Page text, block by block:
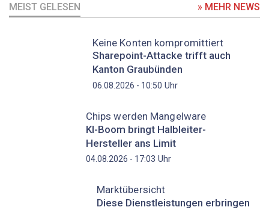
MEIST GELESEN » MEHR NEWS
Keine Konten kompromittiert
Sharepoint-Attacke trifft auch
Kanton Graubünden
06.08.2026 - 10:50 Uhr
Chips werden Mangelware
KI-Boom bringt Halbleiter-
Hersteller ans Limit
04.08.2026 - 17:03 Uhr
Marktübersicht
Diese Dienstleistungen erbringen